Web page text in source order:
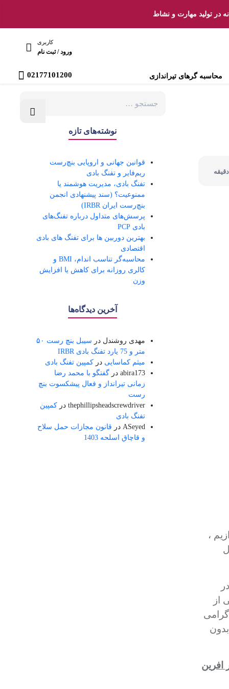
در تولید مهارت و نشاط
کاربری
ورود / ثبت نام
محاسبه گرهای تیراندازی 02177101200
،
از
افرین
نوشته‌های تازه
قوانین جهانی و اروپایی بنچ‌رست
ریم‌فایر و تفنگ بادی
تفنگ بادی، مدیریت هوشمند یا
ممنوعیت؟ (سند پیشنهادی انجمن
بنچ‌رست ایران IRBR)
پرسش‌های متداول درباره تفنگ‌های
بادی PCP
بهترین دوربین ها برای تفنگ های بادی
اقتصادی
محاسبه‌گر تناسب اندام، BMI و
کالری روزانه برای کاهش یا افزایش
وزن
آخرین دیدگاه‌ها
مهدی روشندل در
سیبل بنچ رست ۵۰
متر و 75 یارد تفنگ بادی IRBR
میثم کماسایی در کمپین تفنگ بادی
abira173 در گفتگو با محمد رضا
زمانی تیرانداز و فعال پیشکسوت بنچ
رست
thephillipsheadscrewdriver در کمپین
تفنگ بادی
ASeyed در قانون مجازات حمل سلاح
و قاچاق اسلحه 1403